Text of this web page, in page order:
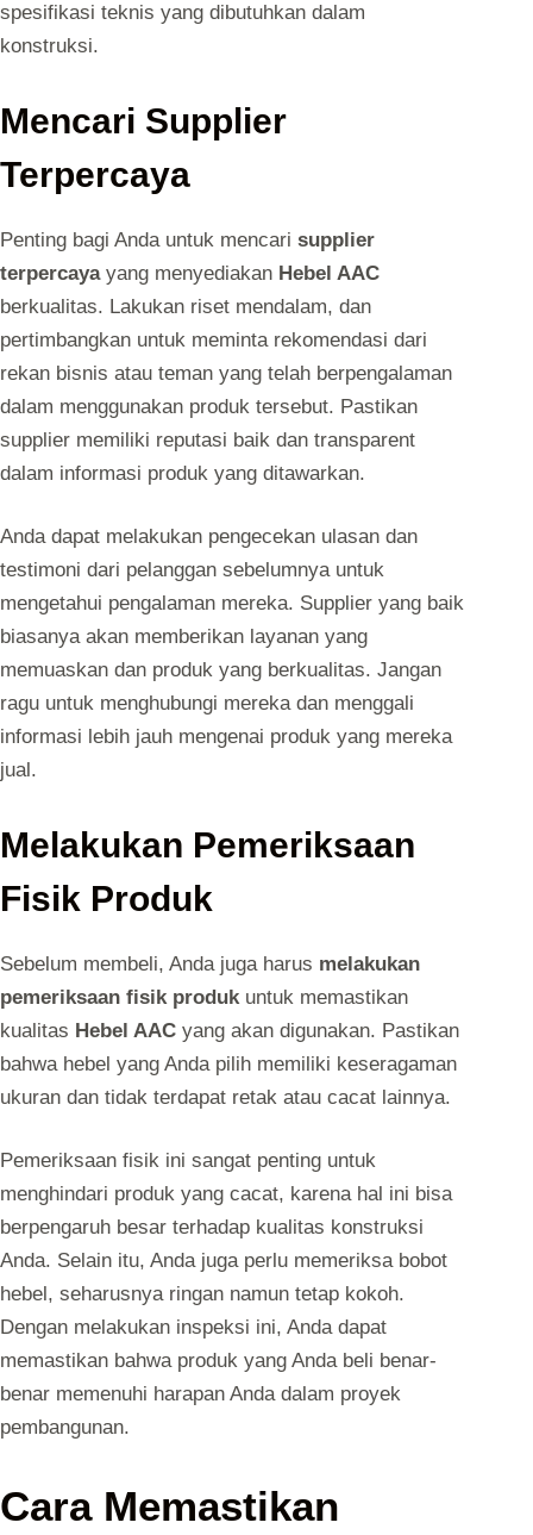
spesifikasi teknis yang dibutuhkan dalam
konstruksi.
Mencari Supplier
Terpercaya
Penting bagi Anda untuk mencari supplier
terpercayayang menyediakan Hebel AAC
berkualitas. Lakukan riset mendalam, dan
pertimbangkan untuk meminta rekomendasi dari
rekan bisnis atau teman yang telah berpengalaman
dalam menggunakan produk tersebut. Pastikan
supplier memiliki reputasi baik dan transparent
dalam informasi produk yang ditawarkan.
Anda dapat melakukan pengecekan ulasan dan
testimoni dari pelanggan sebelumnya untuk
mengetahui pengalaman mereka. Supplier yang baik
biasanya akan memberikan layanan yang
memuaskan dan produk yang berkualitas. Jangan
ragu untuk menghubungi mereka dan menggali
informasi lebih jauh mengenai produk yang mereka
jual.
Melakukan Pemeriksaan
Fisik Produk
Sebelum membeli, Anda juga harus melakukan
pemeriksaan fisik produk untuk memastikan
kualitas Hebel AAC yang akan digunakan. Pastikan
bahwa hebel yang Anda pilih memiliki keseragaman
ukuran dan tidak terdapat retak atau cacat lainnya.
Pemeriksaan fisik ini sangat penting untuk
menghindari produk yang cacat, karena hal ini bisa
berpengaruh besar terhadap kualitas konstruksi
Anda. Selain itu, Anda juga perlu memeriksa bobot
hebel, seharusnya ringan namun tetap kokoh.
Dengan melakukan inspeksi ini, Anda dapat
memastikan bahwa produk yang Anda beli benar-
benar memenuhi harapan Anda dalam proyek
pembangunan.
Cara Memastikan